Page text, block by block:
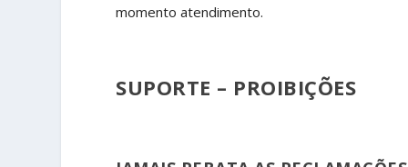
momento atendimento.
SUPORTE – PROIBIÇÕES